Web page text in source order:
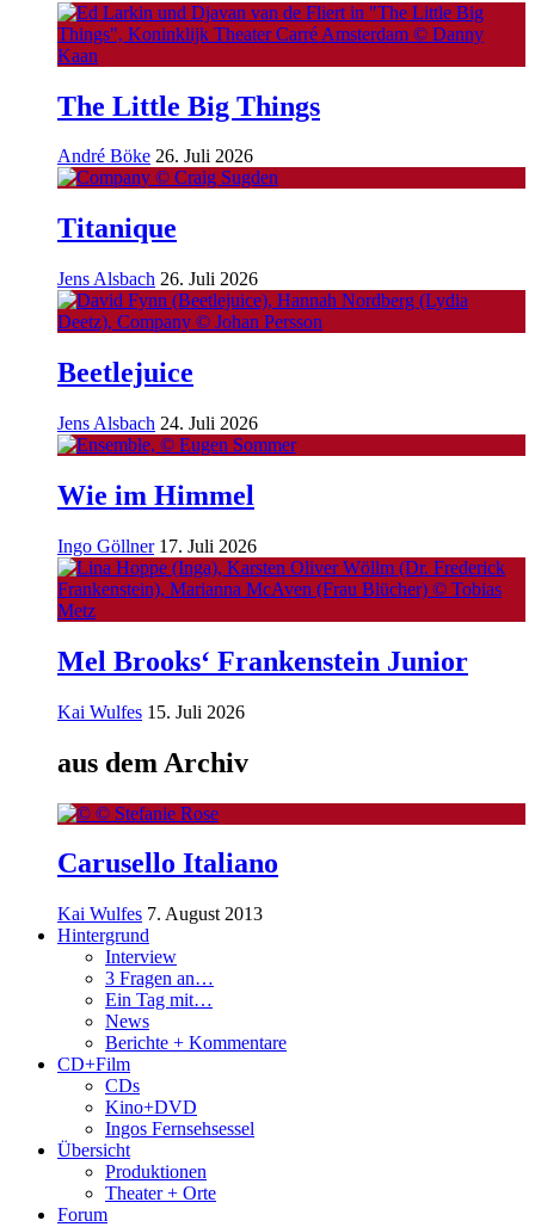
The Little Big Things
André Böke 26. Juli 2026
Titanique
Jens Alsbach 26. Juli 2026
Beetlejuice
Jens Alsbach 24. Juli 2026
Wie im Himmel
Ingo Göllner 17. Juli 2026
Mel Brooks‘ Frankenstein Junior
Kai Wulfes 15. Juli 2026
aus dem Archiv
Carusello Italiano
Kai Wulfes 7. August 2013
Hintergrund
Interview
3 Fragen an…
Ein Tag mit…
News
Berichte + Kommentare
CD+Film
CDs
Kino+DVD
Ingos Fernsehsessel
Übersicht
Produktionen
Theater + Orte
Forum